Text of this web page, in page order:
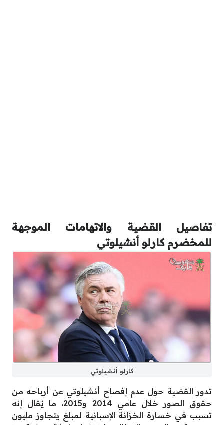
تفاصيل القضية والاتهامات الموجهة
للمخضرم كارلو أنشيلوتي
كارلو أنشيلوتي
تدور القضية حول عدم إفصاح أنشيلوتي عن أرباحه من
حقوق الصور خلال عامي 2014 و2015، ما يُقال إنه
تسبب في خسارة الخزانة الإسبانية لمبلغ يتجاوز مليون